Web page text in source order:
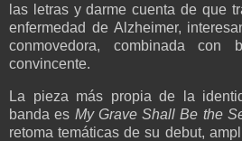
las letras y darme cuenta de que
enfermedad de Alzheimer,
conmovedora, combinada con
convincente.
La pieza más propia de la
banda es My Grave Shall Be the
retoma temáticas de su debut,